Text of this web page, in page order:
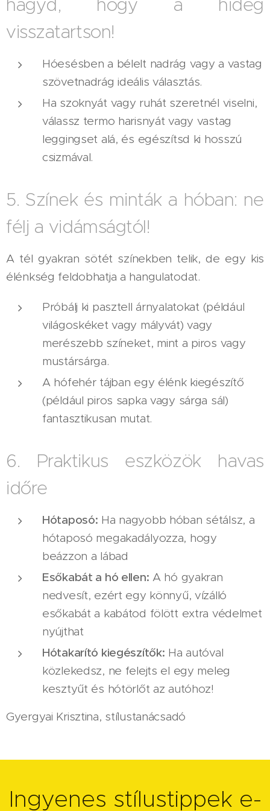
hagyd, hogy a hideg
visszatartson!
Hóesésben a bélelt nadrág vagy a vastag
szövetnadrág ideális választás.
Ha szoknyát vagy ruhát szeretnél viselni,
válassz termo harisnyát vagy vastag
leggingset alá, és egészítsd ki hosszú
csizmával.
5. Színek és minták a hóban: ne
félj a vidámságtól!
A tél gyakran sötét színekben telik, de egy kis
élénkség feldobhatja a hangulatodat.
Próbálj ki pasztell árnyalatokat (például
világoskéket vagy mályvát) vagy
merészebb színeket, mint a piros vagy
mustársárga.
A hófehér tájban egy élénk kiegészítő
(például piros sapka vagy sárga sál)
fantasztikusan mutat.
6. Praktikus eszközök havas
időre
Hótaposó: Ha nagyobb hóban sétálsz, a
hótaposó megakadályozza, hogy
beázzon a lábad
Esőkabát a hó ellen: A hó gyakran
nedvesít, ezért egy könnyű, vízálló
esőkabát a kabátod fölött extra védelmet
nyújthat
Hótakarító kiegészítők: Ha autóval
közlekedsz, ne felejts el egy meleg
kesztyűt és hótörlőt az autóhoz!
Gyergyai Krisztina, stílustanácsadó
Ingyenes stílustippek e-